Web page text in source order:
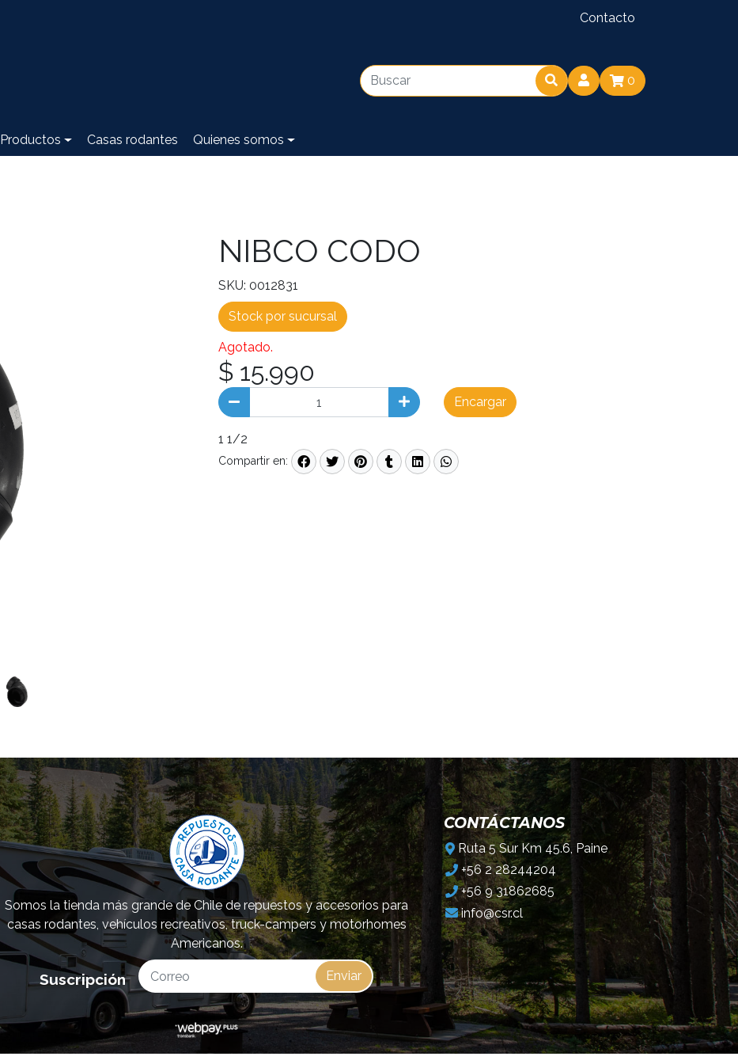
Contacto
0
Productos Casas rodantes Quienes somos
NIBCO CODO
SKU: 0012831
Stock por sucursal
Agotado.
$ 15.990
Encargar
1 1/2
Compartir en:
Somos la tienda más grande de Chile de repuestos y accesorios para
casas rodantes, vehículos recreativos, truck-campers y motorhomes
Americanos.
CONTÁCTANOS
Ruta 5 Sur Km 45.6, Paine
+56 2 28244204
+56 9 31862685
info@csr.cl
Suscripción Enviar